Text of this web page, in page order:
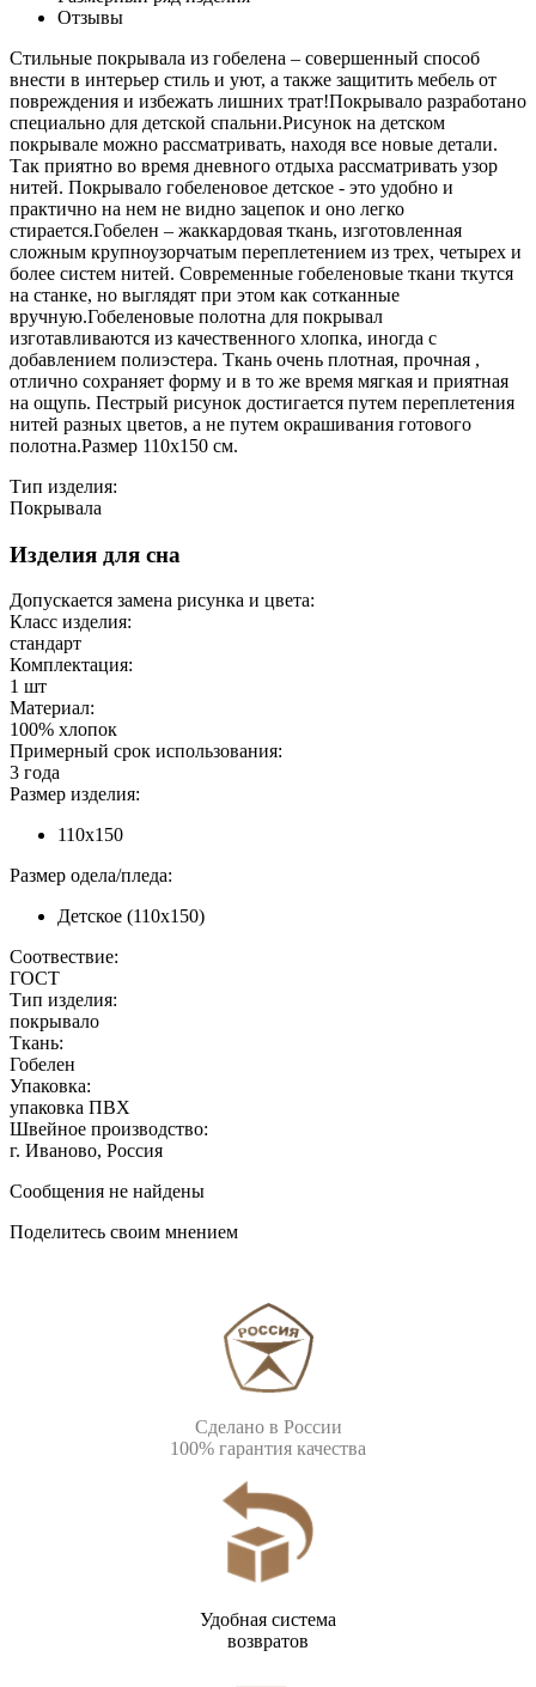
Отзывы
Стильные покрывала из гобелена – совершенный способ
внести в интерьер стиль и уют, а также защитить мебель от
повреждения и избежать лишних трат!Покрывало разработано
специально для детской спальни.Рисунок на детском
покрывале можно рассматривать, находя все новые детали.
Так приятно во время дневного отдыха рассматривать узор
нитей. Покрывало гобеленовое детское - это удобно и
практично на нем не видно зацепок и оно легко
стирается.Гобелен – жаккардовая ткань, изготовленная
сложным крупноузорчатым переплетением из трех, четырех и
более систем нитей. Современные гобеленовые ткани ткутся
на станке, но выглядят при этом как сотканные
вручную.Гобеленовые полотна для покрывал
изготавливаются из качественного хлопка, иногда с
добавлением полиэстера. Ткань очень плотная, прочная ,
отлично сохраняет форму и в то же время мягкая и приятная
на ощупь. Пестрый рисунок достигается путем переплетения
нитей разных цветов, а не путем окрашивания готового
полотна.Размер 110х150 см.
Тип изделия:
Покрывала
Изделия для сна
Допускается замена рисунка и цвета:
Класс изделия:
стандарт
Комплектация:
1 шт
Материал:
100% хлопок
Примерный срок использования:
3 года
Размер изделия:
110х150
Размер одела/пледа:
Детское (110х150)
Соотвествие:
ГОСТ
Тип изделия:
покрывало
Ткань:
Гобелен
Упаковка:
упаковка ПВХ
Швейное производство:
г. Иваново, Россия
Сообщения не найдены
Поделитесь своим мнением
Сделано в России
100% гарантия качества
Удобная система
возвратов